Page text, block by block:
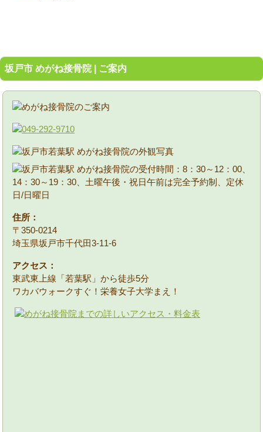
坂戸市 めがね接骨院 | ご案内
住所：
〒350-0214
埼玉県坂戸市千代田3-11-6
アクセス：
東武東上線「若葉駅」から徒歩5分
ワカバウォークすぐ！栄養女子大学まえ！